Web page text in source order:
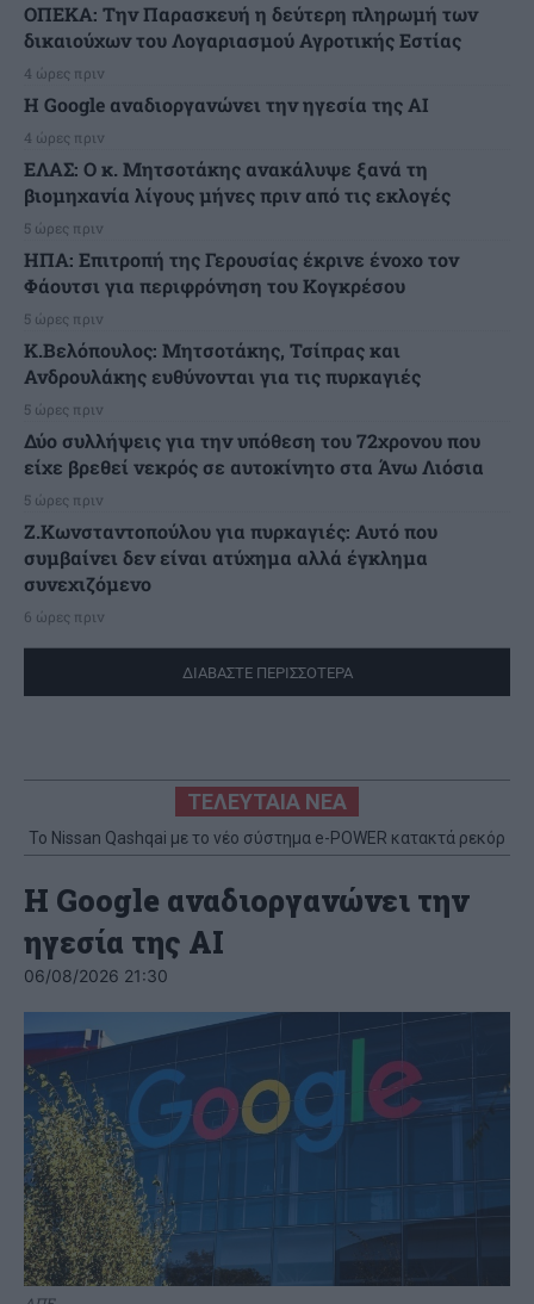
ΟΠΕΚΑ: Την Παρασκευή η δεύτερη πληρωμή των
δικαιούχων του Λογαριασμού Αγροτικής Εστίας
4 ώρες πριν
H Google αναδιοργανώνει την ηγεσία της AI
4 ώρες πριν
ΕΛΑΣ: Ο κ. Μητσοτάκης ανακάλυψε ξανά τη
βιομηχανία λίγους μήνες πριν από τις εκλογές
5 ώρες πριν
ΗΠΑ: Επιτροπή της Γερουσίας έκρινε ένοχο τον
Φάουτσι για περιφρόνηση του Κογκρέσου
5 ώρες πριν
K.Βελόπουλος: Μητσοτάκης, Τσίπρας και
Ανδρουλάκης ευθύνονται για τις πυρκαγιές
5 ώρες πριν
Δύο συλλήψεις για την υπόθεση του 72χρονου που
είχε βρεθεί νεκρός σε αυτοκίνητο στα Άνω Λιόσια
5 ώρες πριν
Ζ.Κωνσταντοπούλου για πυρκαγιές: Αυτό που
συμβαίνει δεν είναι ατύχημα αλλά έγκλημα
συνεχιζόμενο
6 ώρες πριν
ΔΙΑΒΑΣΤΕ ΠΕΡΙΣΣΟΤΕΡΑ